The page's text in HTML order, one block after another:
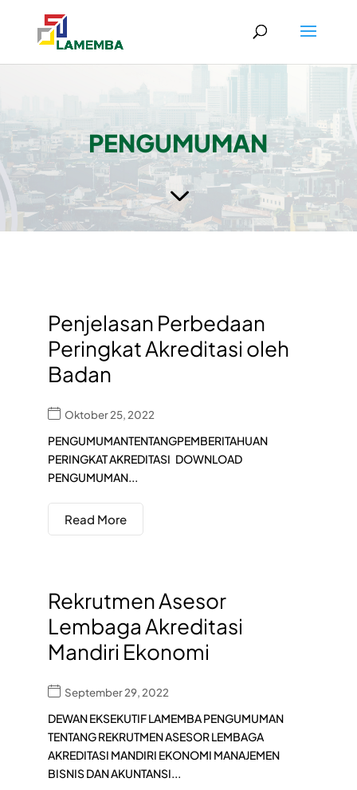
PENGUMUMAN
3
Penjelasan Perbedaan
Peringkat Akreditasi oleh
Badan
Oktober 25, 2022
PENGUMUMANTENTANGPEMBERITAHUAN
PERINGKAT AKREDITASI DOWNLOAD
PENGUMUMAN...
Read More
Rekrutmen Asesor
Lembaga Akreditasi
Mandiri Ekonomi
September 29, 2022
DEWAN EKSEKUTIF LAMEMBA PENGUMUMAN
TENTANG REKRUTMEN ASESOR LEMBAGA
AKREDITASI MANDIRI EKONOMI MANAJEMEN
BISNIS DAN AKUNTANSI...